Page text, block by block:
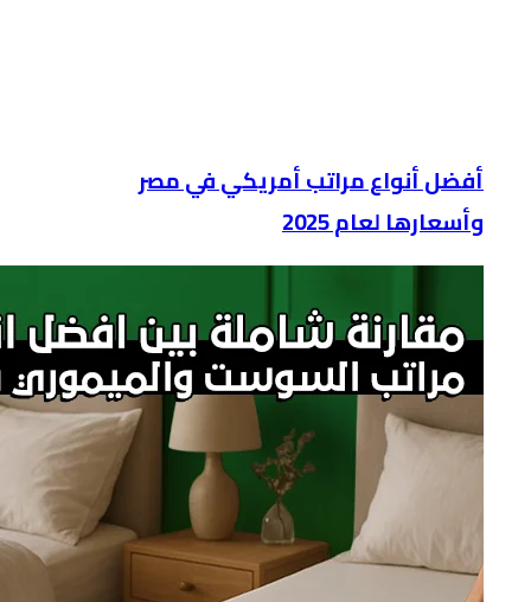
أفضل أنواع مراتب أمريكي في مصر
وأسعارها لعام 2025